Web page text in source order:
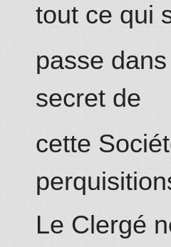
tout ce qui
passe
secret de
cette
Le Clergé